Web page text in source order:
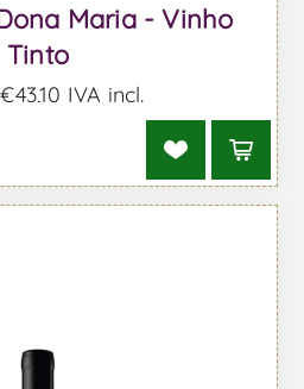
Maria - Vinho
Tinto
IVA incl.